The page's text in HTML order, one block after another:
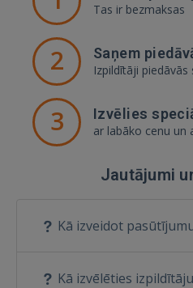
Tas ir bezmaksas
2 Saņem
Izpildītāji piedāvās
3 Izvēlies
ar labāko cenu un
Jautājumi
Kā izveidot
Kā izvēlēties izpildītāju